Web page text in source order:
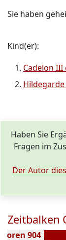
Sie haben
Kind(er):
Cadelon III
Hildegarde
Haben Sie
Fragen im
Der Autor
Zeitbalken
904